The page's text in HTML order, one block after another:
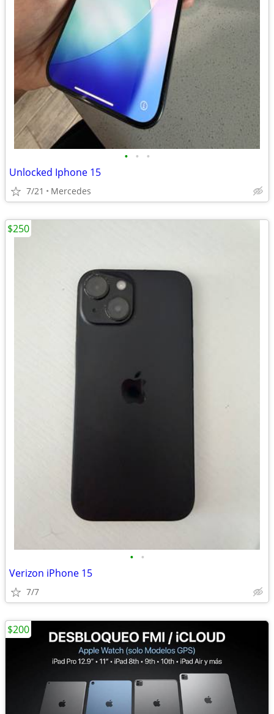
• • •
Unlocked Iphone 15
7/21 Mercedes
• •
Verizon iPhone 15
7/7
$250
$200